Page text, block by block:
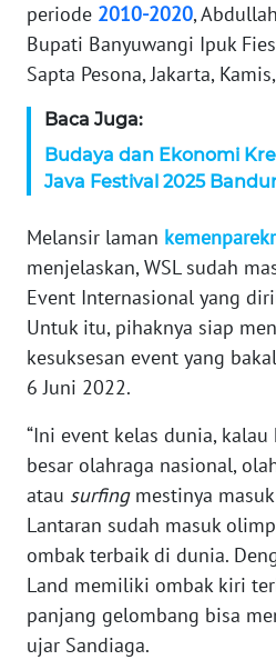
periode 2010-2020,
Bupati Banyuwangi Ipuk
Sapta Pesona, Jakarta,
Baca Juga:
Budaya dan Ekonomi
Java Festival 2025
Melansir laman
menjelaskan, WSL sudah
Event Internasional yang
Untuk itu, pihaknya siap
kesuksesan event yang
6 Juni 2022.
“Ini event kelas dunia,
besar olahraga nasional,
atau surfingmestinya
Lantaran sudah masuk
ombak terbaik di dunia.
Land memiliki ombak kiri
panjang gelombang bisa
ujar Sandiaga.
WAHANA
DESA
WISATA
MAWAKA
NET
FORJASIDA
TAMBANG
NEWS
JURNAL
FISUELRI
BERKAT
NEWS